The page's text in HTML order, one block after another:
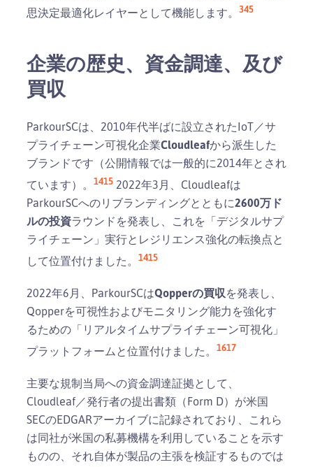
思決定最適化レイヤーとして機能します。 345
企業の歴史、資金調達、及び
買収
ParkourSCは、2010年代半ばに設立されたIoT／サ
プライチェーン可視化企業Cloudleafから派生した
ブランドです（公開情報では一般的に2014年とされ
ています）。 1415 2022年3月、Cloudleafは
ParkourSCへのリブランディングとともに2600万ド
ルの投資ラウンドを発表し、これを「デジタルサプ
ライチェーン」実行とレジリエンス強化の転換点と
して位置付けました。 1415
2022年6月、ParkourSCはQopperの買収を発表し、
Qopperを可視性およびモニタリング能力を強化す
るための「リアルタイムサプライチェーン可視化」
プラットフォームと位置付けました。 1617
主要な規制当局への資金調達証拠として、
Cloudleaf／発行者の提出書類（Form D）が米国
SECのEDGARアーカイブに記録されており、これら
は同社が米国の私募機構を利用していることを示す
ものの、それ自体が製品の主張を検証するものでは